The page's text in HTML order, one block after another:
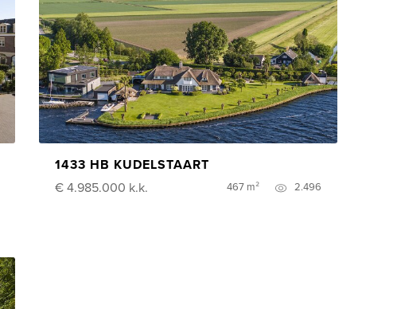
1433 HB KUDELSTAART
€ 4.985.000 k.k. 467 m² 2.496